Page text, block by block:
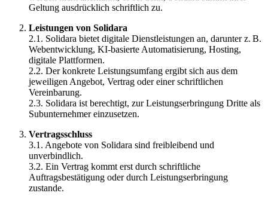
Geltung ausdrücklich schriftlich zu.
Leistungen von Solidara
2.1. Solidara bietet digitale Dienstleistungen an, darunter z. B.
Webentwicklung, KI-basierte Automatisierung, Hosting,
digitale Plattformen.
2.2. Der konkrete Leistungsumfang ergibt sich aus dem
jeweiligen Angebot, Vertrag oder einer schriftlichen
Vereinbarung.
2.3. Solidara ist berechtigt, zur Leistungserbringung Dritte als
Subunternehmer einzusetzen.
Vertragsschluss
3.1. Angebote von Solidara sind freibleibend und
unverbindlich.
3.2. Ein Vertrag kommt erst durch schriftliche
Auftragsbestätigung oder durch Leistungserbringung
zustande.